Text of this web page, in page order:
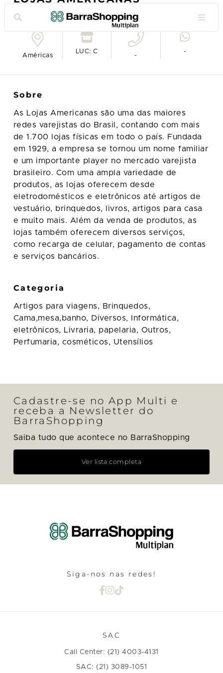
Ver no mapa
Américas
LUC: C
-
-
Sobre
As Lojas Americanas são uma das maiores
redes varejistas do Brasil, contando com mais
de 1.700 lojas físicas em todo o país. Fundada
em 1929, a empresa se tornou um nome familiar
e um importante player no mercado varejista
brasileiro. Com uma ampla variedade de
produtos, as lojas oferecem desde
eletrodomésticos e eletrônicos até artigos de
vestuário, brinquedos, livros, artigos para casa
e muito mais. Além da venda de produtos, as
lojas também oferecem diversos serviços,
como recarga de celular, pagamento de contas
e serviços bancários.
Categoria
Artigos para viagens, Brinquedos,
Cama,mesa,banho, Diversos,
Informática,
eletrônicos, Livraria, papelaria, Outros,
Perfumaria, cosméticos, Utensílios
Cadastre-se no App Multi e
receba a Newsletter do
BarraShopping
Saiba tudo que acontece no BarraShopping
Ver lista completa
Siga-nos nas redes!
SAC
Call Center: (21) 4003-4131
SAC: (21) 3089-1051